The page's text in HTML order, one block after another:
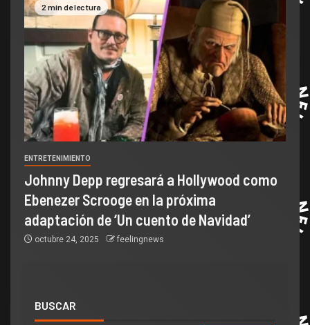
2 min de lectura
ENTRETENIMIENTO
Johnny Depp regresará a Hollywood como
Ebenezer Scrooge en la próxima
adaptación de ‘Un cuento de Navidad’
octubre 24, 2025 feelingnews
BUSCAR